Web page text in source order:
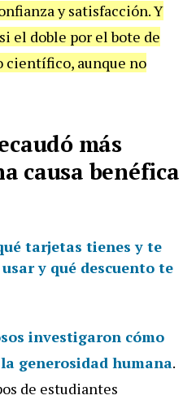
y satisfacción. Y
el doble por el bote de
científico, aunque no
más
causa benéfica
tarjetas tienes y te
y qué descuento te
investigaron cómo
generosidad humana.
de estudiantes